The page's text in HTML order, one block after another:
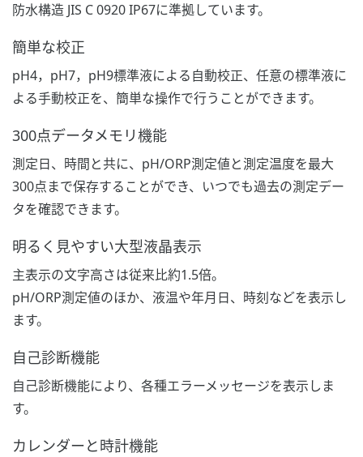
防水構造 JIS C 0920 IP67に準拠しています。
簡単な校正
pH4，pH7，pH9標準液による自動校正、任意の標準液に
よる手動校正を、簡単な操作で行うことができます。
300点データメモリ機能
測定日、時間と共に、pH/ORP測定値と測定温度を最大
300点まで保存することができ、いつでも過去の測定デー
タを確認できます。
明るく見やすい大型液晶表示
主表示の文字高さは従来比約1.5倍。
pH/ORP測定値のほか、液温や年月日、時刻などを表示し
ます。
自己診断機能
自己診断機能により、各種エラーメッセージを表示しま
す。
カレンダーと時計機能